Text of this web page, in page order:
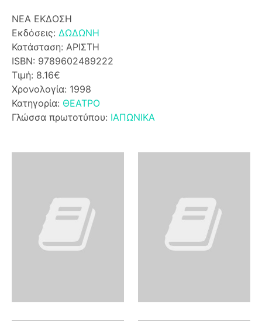
ΝΕΑ ΕΚΔΟΣΗ
Εκδόσεις: ΔΩΔΩΝΗ
Κατάσταση: ΑΡΙΣΤΗ
ISBN: 9789602489222
Τιμή: 8.16€
Χρονολογία: 1998
Κατηγορία: ΘΕΑΤΡΟ
Γλώσσα πρωτοτύπου: ΙΑΠΩΝΙΚΑ